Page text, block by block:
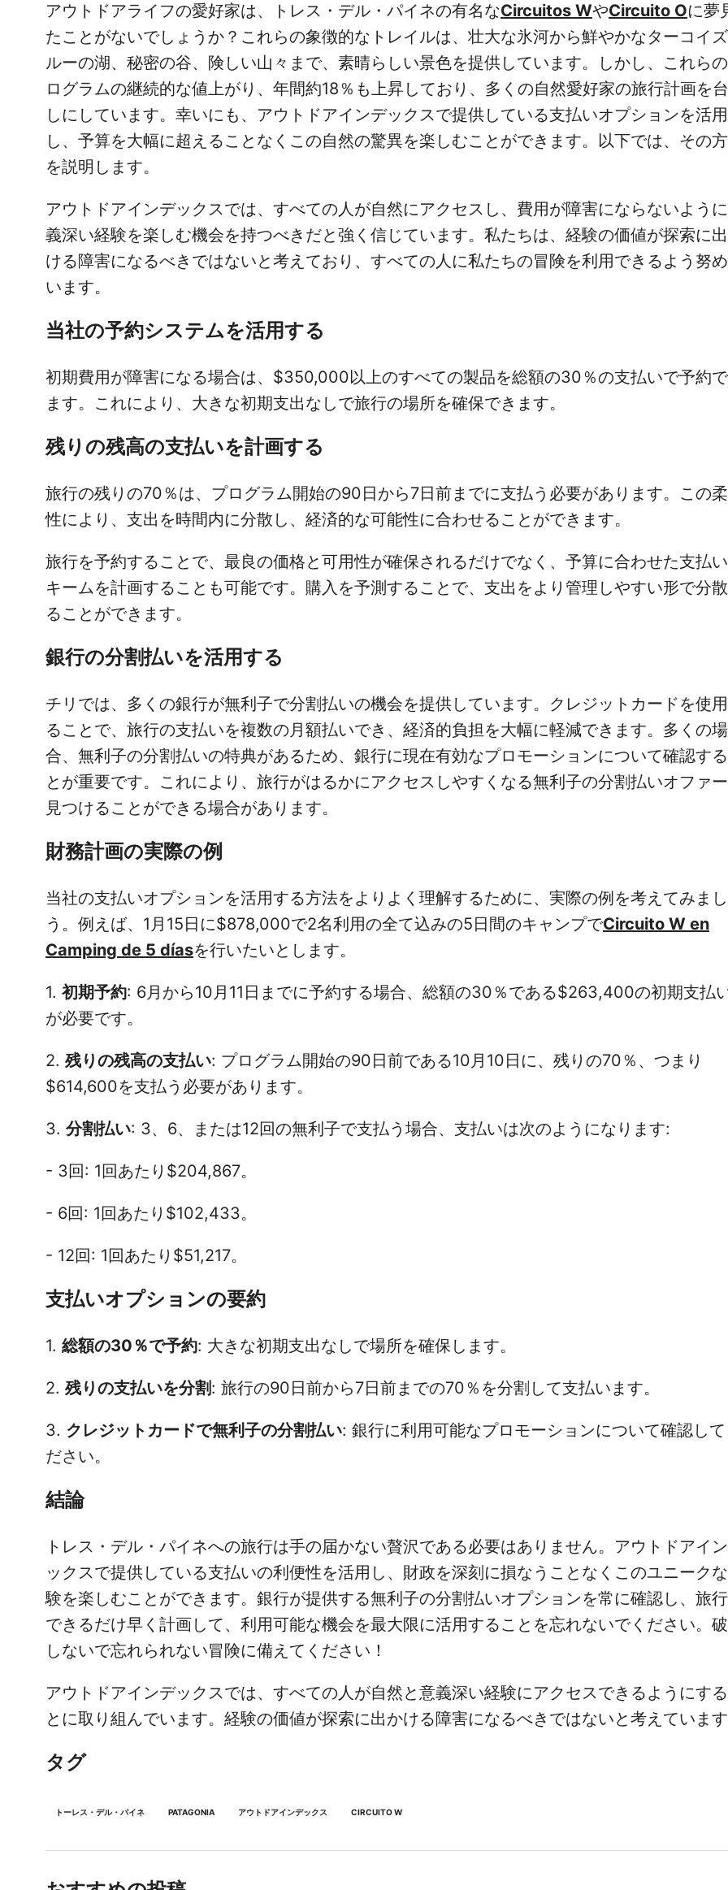
アウトドアライフの愛好家は、トレス・デル・パイネの有名なCircuitos WやCircuito Oに夢
たことがないでしょうか？これらの象徴的なトレイルは、壮大な氷河から鮮やかなターコイ
ルーの湖、秘密の谷、険しい山々まで、素晴らしい景色を提供しています。しかし、これら
ログラムの継続的な値上がり、年間約18％も上昇しており、多くの自然愛好家の旅行計画を
しにしています。幸いにも、アウトドアインデックスで提供している支払いオプションを活用
し、予算を大幅に超えることなくこの自然の驚異を楽しむことができます。以下では、その
を説明します。
アウトドアインデックスでは、すべての人が自然にアクセスし、費用が障害にならないよう
義深い経験を楽しむ機会を持つべきだと強く信じています。私たちは、経験の価値が探索に
ける障害になるべきではないと考えており、すべての人に私たちの冒険を利用できるよう努
います。
当社の予約システムを活用する
初期費用が障害になる場合は、$350,000以上のすべての製品を総額の30％の支払いで予約
ます。これにより、大きな初期支出なしで旅行の場所を確保できます。
残りの残高の支払いを計画する
旅行の残りの70％は、プログラム開始の90日から7日前までに支払う必要があります。この
性により、支出を時間内に分散し、経済的な可能性に合わせることができます。
旅行を予約することで、最良の価格と可用性が確保されるだけでなく、予算に合わせた支払
キームを計画することも可能です。購入を予測することで、支出をより管理しやすい形で分
ることができます。
銀行の分割払いを活用する
チリでは、多くの銀行が無利子で分割払いの機会を提供しています。クレジットカードを使
ることで、旅行の支払いを複数の月額払いでき、経済的負担を大幅に軽減できます。多くの場
合、無利子の分割払いの特典があるため、銀行に現在有効なプロモーションについて確認す
とが重要です。これにより、旅行がはるかにアクセスしやすくなる無利子の分割払いオファ
見つけることができる場合があります。
財務計画の実際の例
当社の支払いオプションを活用する方法をよりよく理解するために、実際の例を考えてみま
う。例えば、1月15日に$878,000で2名利用の全て込みの5日間のキャンプでCircuito W en
Camping de 5 díasを行いたいとします。
1. 初期予約: 6月から10月11日までに予約する場合、総額の30％である$263,400の初期支払
が必要です。
2. 残りの残高の支払い: プログラム開始の90日前である10月10日に、残りの70％、つまり
$614,600を支払う必要があります。
3. 分割払い: 3、6、または12回の無利子で支払う場合、支払いは次のようになります:
- 3回: 1回あたり$204,867。
- 6回: 1回あたり$102,433。
- 12回: 1回あたり$51,217。
支払いオプションの要約
1. 総額の30％で予約: 大きな初期支出なしで場所を確保します。
2. 残りの支払いを分割: 旅行の90日前から7日前までの70％を分割して支払います。
3. クレジットカードで無利子の分割払い: 銀行に利用可能なプロモーションについて確認し
ださい。
結論
トレス・デル・パイネへの旅行は手の届かない贅沢である必要はありません。アウトドアイ
ックスで提供している支払いの利便性を活用し、財政を深刻に損なうことなくこのユニーク
験を楽しむことができます。銀行が提供する無利子の分割払いオプションを常に確認し、旅
できるだけ早く計画して、利用可能な機会を最大限に活用することを忘れないでください。
しないで忘れられない冒険に備えてください！
アウトドアインデックスでは、すべての人が自然と意義深い経験にアクセスできるようにす
とに取り組んでいます。経験の価値が探索に出かける障害になるべきではないと考えていま
タグ
トーレス・デル・パイネ PATAGONIA アウトドアインデックス CIRCUITO W